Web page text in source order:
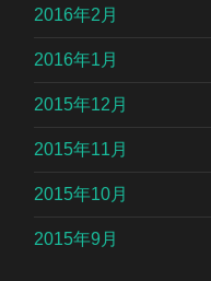
2016年2月
2016年1月
2015年12月
2015年11月
2015年10月
2015年9月